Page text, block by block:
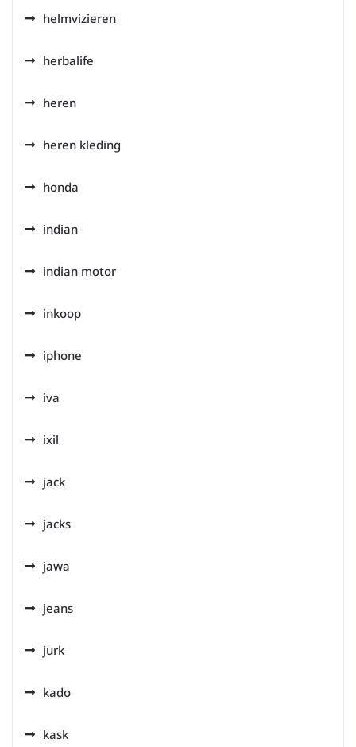
helmvizieren
herbalife
heren
heren kleding
honda
indian
indian motor
inkoop
iphone
iva
ixil
jack
jacks
jawa
jeans
jurk
kado
kask